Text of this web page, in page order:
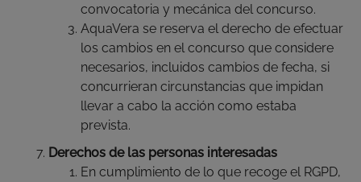
convocatoria y mecánica del concurso.
AquaVera se reserva el derecho de efectuar
los cambios en el concurso que considere
necesarios, incluidos cambios de fecha, si
concurrieran circunstancias que impidan
llevar a cabo la acción como estaba
prevista.
Derechos de las personas interesadas
En cumplimiento de lo que recoge el RGPD,